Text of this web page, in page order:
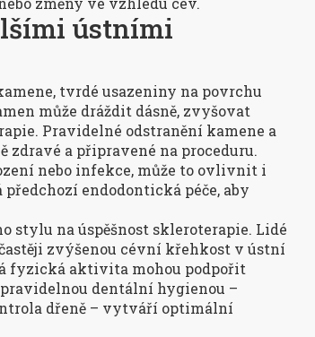
ústními
, tvrdé usazeniny na povrchu
může dráždit dásně, zvyšovat
Pravidelné odstranění kamene a
zdravé a připravené na proceduru.
nebo infekce, může to ovlivnit i
endodontická péče, aby
stylu na úspěšnost skleroterapie. Lidé
zvýšenou cévní křehkost v ústní
fyzická aktivita mohou podpořit
dentální hygienou –
dřeně – vytváří optimální